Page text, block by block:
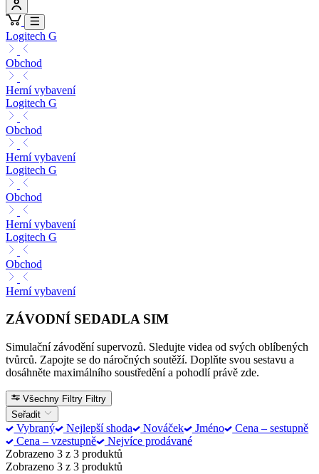
Logitech G
Obchod
Herní vybavení
Logitech G
Obchod
Herní vybavení
Logitech G
Obchod
Herní vybavení
Logitech G
Obchod
Herní vybavení
ZÁVODNÍ SEDADLA SIM
Simulační závodění supervozů. Sledujte videa od svých oblíbených
tvůrců. Zapojte se do náročných soutěží. Doplňte svou sestavu a
dosáhněte maximálního soustředění a pohodlí právě zde.
Všechny Filtry Filtry
Seřadit
Vybraný Nejlepší shoda Nováček Jméno
Cena – sestupně
Cena – vzestupně
Nejvíce prodávané
Zobrazeno 3 z 3 produktů
Zobrazeno 3 z 3 produktů